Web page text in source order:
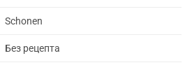
Schonen
Без рецепта